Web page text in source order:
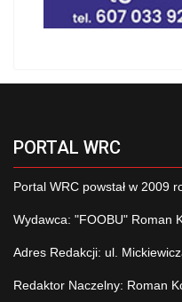
PORTAL WRC
Portal WRC powstał w 2009
Wydawca: "FOOBU" Roman
Adres Redakcji: ul.
Redaktor Naczelny: Roman